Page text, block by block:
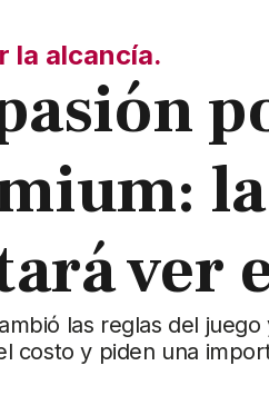
la alcancía.
ver
las reglas del
costo y piden una